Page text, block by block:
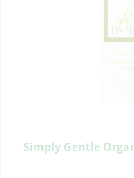
Simply Gentle